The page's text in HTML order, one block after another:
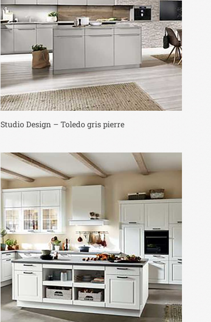
Studio Design – Toledo gris pierre